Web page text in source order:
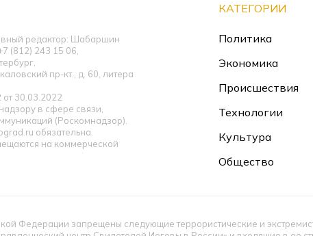
редактор: Шабаршин
(812) 243 15 06,
пр-кт., д. 60, литера
30.03.2022
в сфере связи,
(Роскомнадзор).
обязательна.
на коммерческой
КАТЕГОРИИ
Политика
Экономика
Происшествия
Технологии
Культура
Общество
Федерации запрещены следующие террористические и